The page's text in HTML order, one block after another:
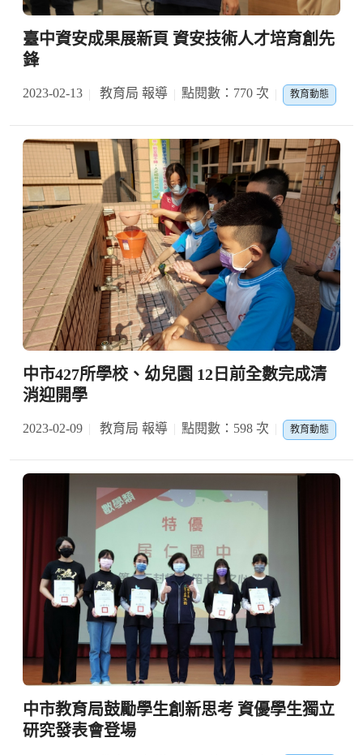
臺中資安成果展新頁 資安技術人才培育創先
鋒
2023-02-13 教育局 報導 點閱數：770 次 教育動態
中市427所學校、幼兒園 12日前全數完成清
消迎開學
2023-02-09 教育局 報導 點閱數：598 次 教育動態
中市教育局鼓勵學生創新思考 資優學生獨立
研究發表會登場